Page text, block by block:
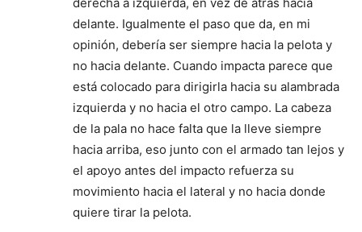
delante. Igualmente el paso que da, en mi
opinión, debería ser siempre hacia la pelota y
no hacia delante. Cuando impacta parece que
está colocado para dirigirla hacia su alambrada
izquierda y no hacia el otro campo. La cabeza
de la pala no hace falta que la lleve siempre
hacia arriba, eso junto con el armado tan lejos y
el apoyo antes del impacto refuerza su
movimiento hacia el lateral y no hacia donde
quiere tirar la pelota.